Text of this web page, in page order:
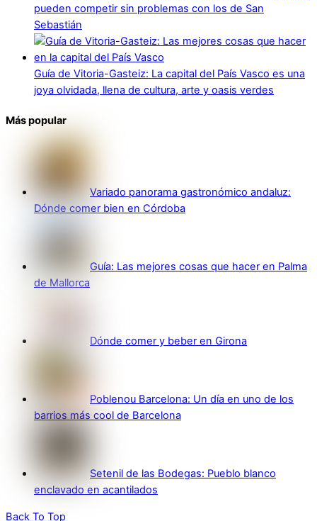
pueden competir sin problemas con los de San
Sebastián
Guía de Vitoria-Gasteiz: La capital del País Vasco es una
joya olvidada, llena de cultura, arte y oasis verdes
Más popular
Variado panorama gastronómico andaluz:
Dónde comer bien en Córdoba
Guía: Las mejores cosas que hacer en Palma
de Mallorca
Dónde comer y beber en Girona
Poblenou Barcelona: Un día en uno de los
barrios más cool de Barcelona
Setenil de las Bodegas: Pueblo blanco
enclavado en acantilados
Back To Top